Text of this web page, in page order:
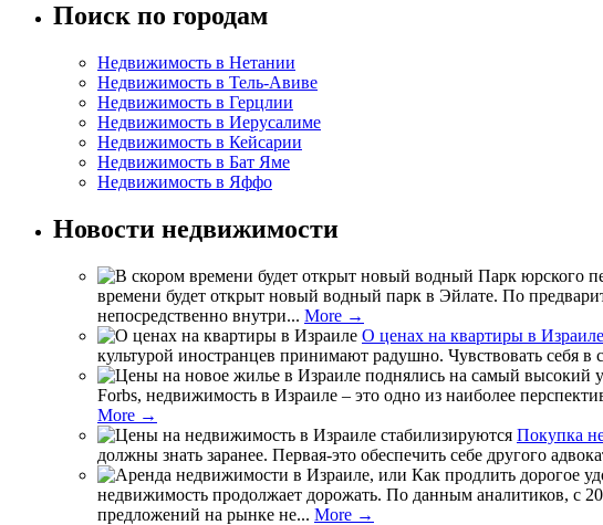
Поиск по городам
Недвижимость в Нетании
Недвижимость в Тель-Авиве
Недвижимость в Герцлии
Недвижимость в Иерусалиме
Недвижимость в Кейсарии
Недвижимость в Бат Яме
Недвижимость в Яффо
Новости недвижимости
времени будет открыт новый водный парк в Эйлате. По
непосредственно внутри... More →
О ценах на квартиры в Израиле
культурой иностранцев принимают радушно. Чувствовать себя в
Forbs, недвижимость в Израиле – это одно из наиболее
More →
Покупка
должны знать заранее. Первая-это обеспечить себе другого
недвижимость продолжает дорожать. По данным аналитиков, с
предложений на рынке не... More →